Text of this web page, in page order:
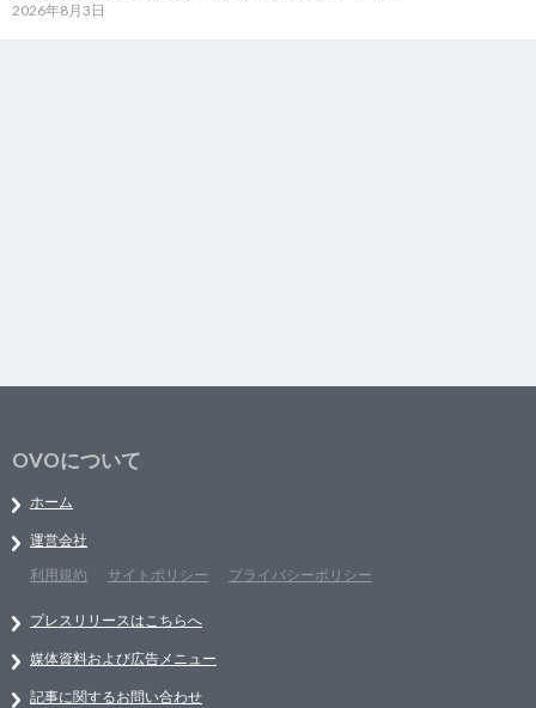
2026年8月3日
OVOについて
ホーム
運営会社
利用規約
サイトポリシー プライバシーポリシー
プレスリリースはこちらへ
媒体資料および広告メニュー
記事に関するお問い合わせ